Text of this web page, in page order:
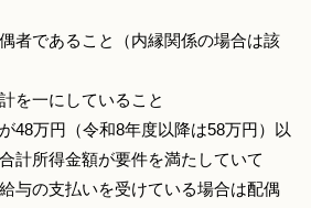
者であること（内縁関係の場合は該
を一にしていること
48万円（令和8年度以降は58万円）以
計所得金額が要件を満たしていて
与の支払いを受けている場合は配偶